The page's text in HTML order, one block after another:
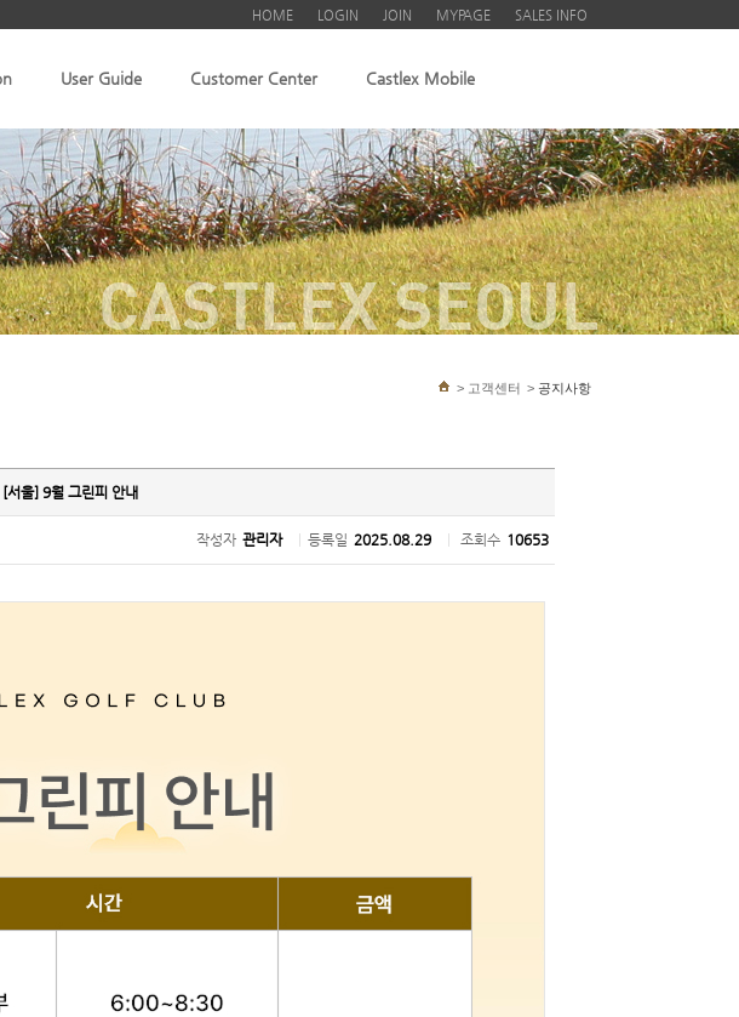
HOME LOGIN JOIN MYPAGE SALES INFO
User Guide Customer Center Castlex Mobile
CASTLEX SEOUL
> 고객센터 > 공지사항
[서울] 9월 그린피 안내
작성자 관리자 등록일 2025.08.29 조회수 10653